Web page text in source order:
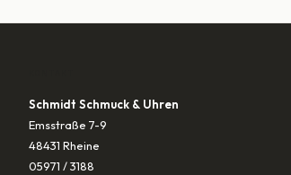
Schmidt Schmuck & Uhren
Emsstraße 7-9
48431 Rheine
05971 / 3188